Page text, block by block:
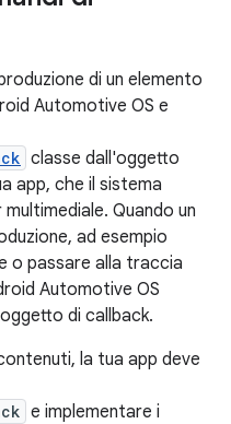
di un elemento
Automotive OS e
classe dall'oggetto
app, che il sistema
Quando un
ad esempio
o passare alla traccia
Automotive OS
di callback.
la tua app deve
e implementare i